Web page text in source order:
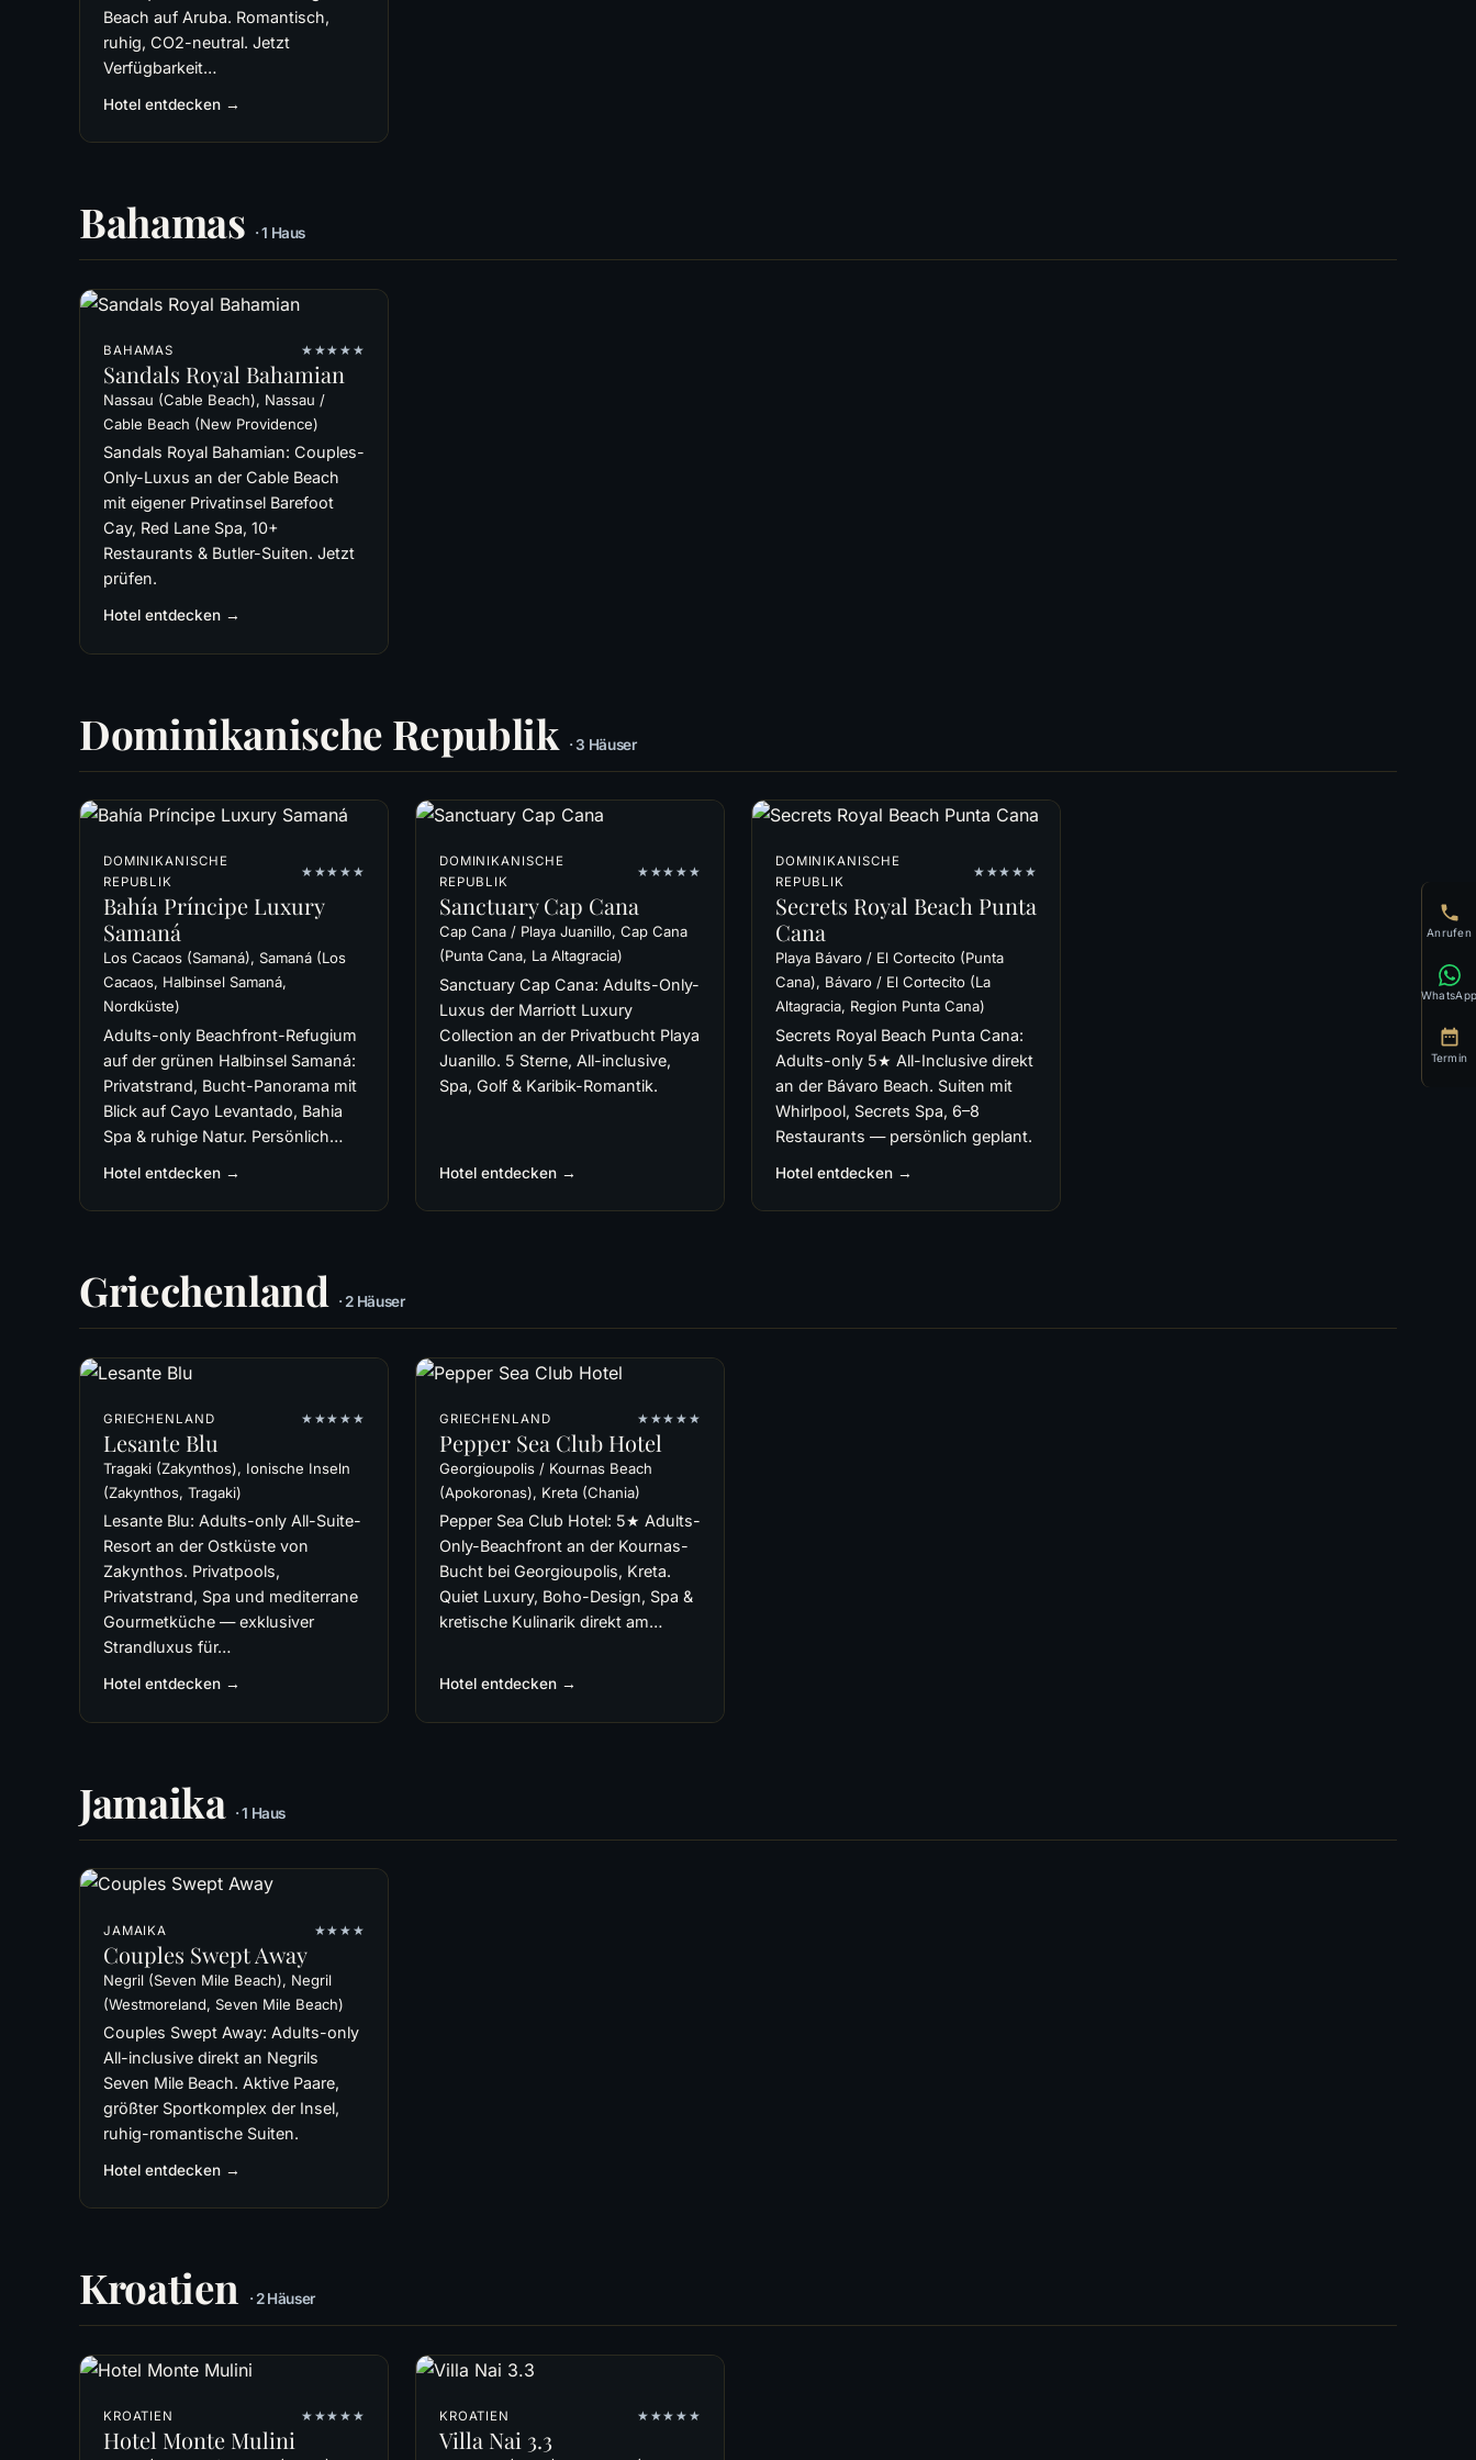
Beach auf Aruba. Romantisch,
ruhig, CO2-neutral. Jetzt
Verfügbarkeit…
Hotel entdecken →
Bahamas · 1 Haus
BAHAMAS ★★★★★
Sandals Royal Bahamian
Nassau (Cable Beach), Nassau /
Cable Beach (New Providence)
Sandals Royal Bahamian: Couples-
Only-Luxus an der Cable Beach
mit eigener Privatinsel Barefoot
Cay, Red Lane Spa, 10+
Restaurants & Butler-Suiten. Jetzt
prüfen.
Hotel entdecken →
Dominikanische Republik · 3 Häuser
DOMINIKANISCHE
REPUBLIK
★★★★★
Bahía Príncipe Luxury
Samaná
Los Cacaos (Samaná), Samaná (Los
Cacaos, Halbinsel Samaná,
Nordküste)
Adults-only Beachfront-Refugium
auf der grünen Halbinsel Samaná:
Privatstrand, Bucht-Panorama mit
Blick auf Cayo Levantado, Bahia
Spa & ruhige Natur. Persönlich…
Hotel entdecken →
DOMINIKANISCHE
REPUBLIK
★★★★★
Sanctuary Cap Cana
Cap Cana / Playa Juanillo, Cap Cana
(Punta Cana, La Altagracia)
Sanctuary Cap Cana: Adults-Only-
Luxus der Marriott Luxury
Collection an der Privatbucht Playa
Juanillo. 5 Sterne, All-inclusive,
Spa, Golf & Karibik-Romantik.
Hotel entdecken →
DOMINIKANISCHE
REPUBLIK
★★★★★
Secrets Royal Beach Punta
Cana
Playa Bávaro / El Cortecito (Punta
Cana), Bávaro / El Cortecito (La
Altagracia, Region Punta Cana)
Secrets Royal Beach Punta Cana:
Adults-only 5★ All-Inclusive direkt
an der Bávaro Beach. Suiten mit
Whirlpool, Secrets Spa, 6–8
Restaurants — persönlich geplant.
Hotel entdecken →
Griechenland · 2 Häuser
GRIECHENLAND ★★★★★
Lesante Blu
Tragaki (Zakynthos), Ionische Inseln
(Zakynthos, Tragaki)
Lesante Blu: Adults-only All-Suite-
Resort an der Ostküste von
Zakynthos. Privatpools,
Privatstrand, Spa und mediterrane
Gourmetküche — exklusiver
Strandluxus für…
Hotel entdecken →
GRIECHENLAND ★★★★★
Pepper Sea Club Hotel
Georgioupolis / Kournas Beach
(Apokoronas), Kreta (Chania)
Pepper Sea Club Hotel: 5★ Adults-
Only-Beachfront an der Kournas-
Bucht bei Georgioupolis, Kreta.
Quiet Luxury, Boho-Design, Spa &
kretische Kulinarik direkt am…
Hotel entdecken →
Jamaika · 1 Haus
JAMAIKA ★★★★
Couples Swept Away
Negril (Seven Mile Beach), Negril
(Westmoreland, Seven Mile Beach)
Couples Swept Away: Adults-only
All-inclusive direkt an Negrils
Seven Mile Beach. Aktive Paare,
größter Sportkomplex der Insel,
ruhig-romantische Suiten.
Hotel entdecken →
Kroatien · 2 Häuser
KROATIEN ★★★★★
Hotel Monte Mulini
KROATIEN ★★★★★
Villa Nai 3.3
Anrufen
Termin